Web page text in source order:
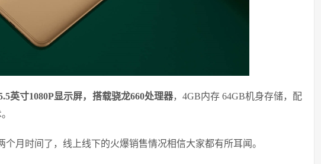
英寸1080P显示屏，搭载骁龙660处理器，4GB内存 64GB机身存储，配
个月时间了，线上线下的火爆销售情况相信大家都有所耳闻。